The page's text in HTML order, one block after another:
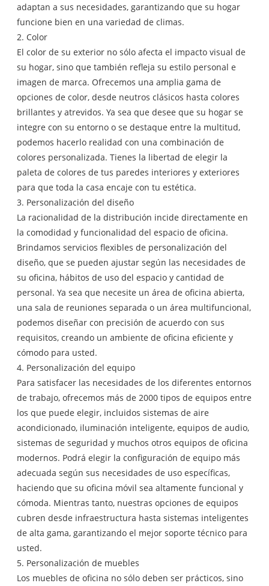
adaptan a sus necesidades, garantizando que su hogar
funcione bien en una variedad de climas.
2. Color
El color de su exterior no sólo afecta el impacto visual de
su hogar, sino que también refleja su estilo personal e
imagen de marca. Ofrecemos una amplia gama de
opciones de color, desde neutros clásicos hasta colores
brillantes y atrevidos. Ya sea que desee que su hogar se
integre con su entorno o se destaque entre la multitud,
podemos hacerlo realidad con una combinación de
colores personalizada. Tienes la libertad de elegir la
paleta de colores de tus paredes interiores y exteriores
para que toda la casa encaje con tu estética.
3. Personalización del diseño
La racionalidad de la distribución incide directamente en
la comodidad y funcionalidad del espacio de oficina.
Brindamos servicios flexibles de personalización del
diseño, que se pueden ajustar según las necesidades de
su oficina, hábitos de uso del espacio y cantidad de
personal. Ya sea que necesite un área de oficina abierta,
una sala de reuniones separada o un área multifuncional,
podemos diseñar con precisión de acuerdo con sus
requisitos, creando un ambiente de oficina eficiente y
cómodo para usted.
4. Personalización del equipo
Para satisfacer las necesidades de los diferentes entornos
de trabajo, ofrecemos más de 2000 tipos de equipos entre
los que puede elegir, incluidos sistemas de aire
acondicionado, iluminación inteligente, equipos de audio,
sistemas de seguridad y muchos otros equipos de oficina
modernos. Podrá elegir la configuración de equipo más
adecuada según sus necesidades de uso específicas,
haciendo que su oficina móvil sea altamente funcional y
cómoda. Mientras tanto, nuestras opciones de equipos
cubren desde infraestructura hasta sistemas inteligentes
de alta gama, garantizando el mejor soporte técnico para
usted.
5. Personalización de muebles
Los muebles de oficina no sólo deben ser prácticos, sino